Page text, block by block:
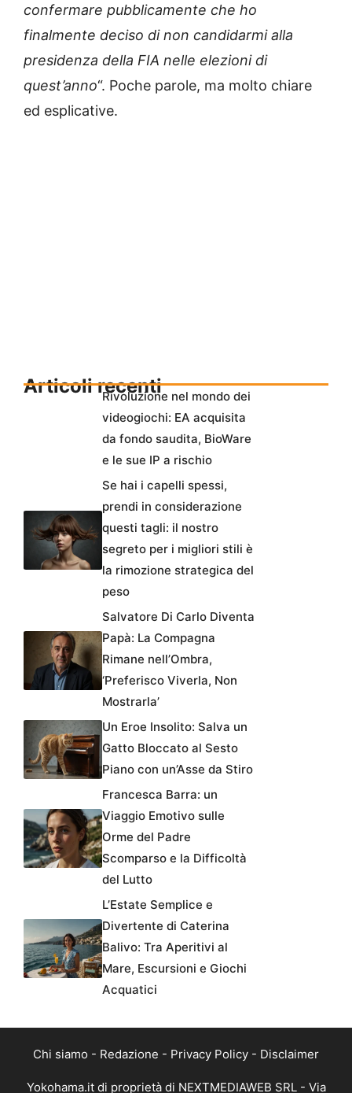
confermare pubblicamente che ho
finalmente deciso di non candidarmi alla
presidenza della FIA nelle elezioni di
quest’anno“. Poche parole, ma molto chiare
ed esplicative.
Articoli recentiRivoluzione nel mondo dei
videogiochi: EA acquisita
da fondo saudita, BioWare
e le sue IP a rischio
Se hai i capelli spessi,
prendi in considerazione
questi tagli: il nostro
segreto per i migliori stili è
la rimozione strategica del
peso
Salvatore Di Carlo Diventa
Papà: La Compagna
Rimane nell’Ombra,
‘Preferisco Viverla, Non
Mostrarla’
Un Eroe Insolito: Salva un
Gatto Bloccato al Sesto
Piano con un’Asse da Stiro
Francesca Barra: un
Viaggio Emotivo sulle
Orme del Padre
Scomparso e la Difficoltà
del Lutto
L’Estate Semplice e
Divertente di Caterina
Balivo: Tra Aperitivi al
Mare, Escursioni e Giochi
Acquatici
Chi siamo - Redazione - Privacy Policy - Disclaimer
Yokohama.it di proprietà di NEXTMEDIAWEB SRL - Via